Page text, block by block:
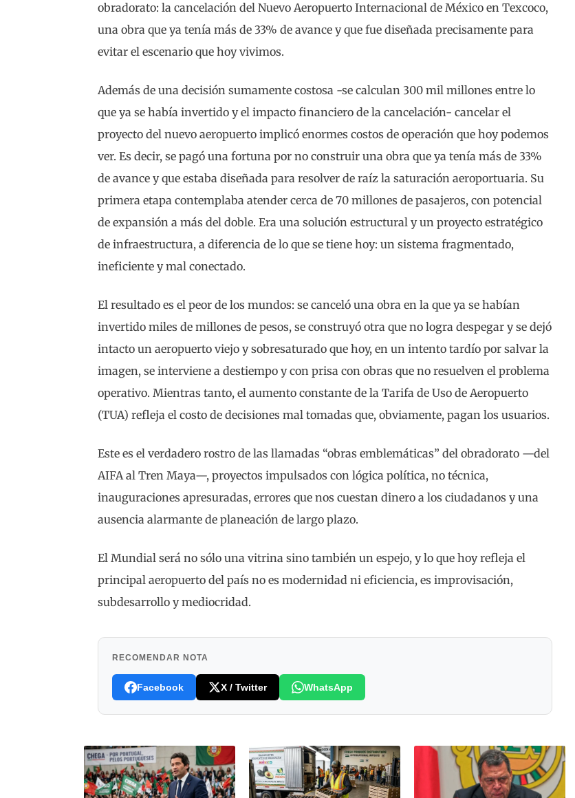
obradorato: la cancelación del Nuevo Aeropuerto Internacional de México en Texcoco,
una obra que ya tenía más de 33% de avance y que fue diseñada precisamente para
evitar el escenario que hoy vivimos.
Además de una decisión sumamente costosa -se calculan 300 mil millones entre lo
que ya se había invertido y el impacto financiero de la cancelación- cancelar el
proyecto del nuevo aeropuerto implicó enormes costos de operación que hoy podemos
ver. Es decir, se pagó una fortuna por no construir una obra que ya tenía más de 33%
de avance y que estaba diseñada para resolver de raíz la saturación aeroportuaria. Su
primera etapa contemplaba atender cerca de 70 millones de pasajeros, con potencial
de expansión a más del doble. Era una solución estructural y un proyecto estratégico
de infraestructura, a diferencia de lo que se tiene hoy: un sistema fragmentado,
ineficiente y mal conectado.
El resultado es el peor de los mundos: se canceló una obra en la que ya se habían
invertido miles de millones de pesos, se construyó otra que no logra despegar y se dejó
intacto un aeropuerto viejo y sobresaturado que hoy, en un intento tardío por salvar la
imagen, se interviene a destiempo y con prisa con obras que no resuelven el problema
operativo. Mientras tanto, el aumento constante de la Tarifa de Uso de Aeropuerto
(TUA) refleja el costo de decisiones mal tomadas que, obviamente, pagan los usuarios.
Este es el verdadero rostro de las llamadas “obras emblemáticas” del obradorato —del
AIFA al Tren Maya—, proyectos impulsados con lógica política, no técnica,
inauguraciones apresuradas, errores que nos cuestan dinero a los ciudadanos y una
ausencia alarmante de planeación de largo plazo.
El Mundial será no sólo una vitrina sino también un espejo, y lo que hoy refleja el
principal aeropuerto del país no es modernidad ni eficiencia, es improvisación,
subdesarrollo y mediocridad.
RECOMENDAR NOTA
Facebook X / Twitter WhatsApp